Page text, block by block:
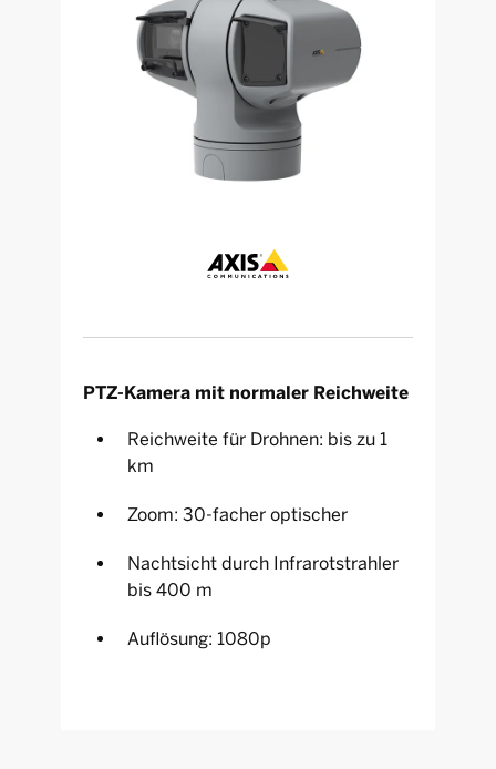
PTZ-Kamera mit normaler Reichweite
Reichweite für Drohnen: bis zu 1
km
Zoom: 30-facher optischer
Nachtsicht durch Infrarotstrahler
bis 400 m
Auflösung: 1080p